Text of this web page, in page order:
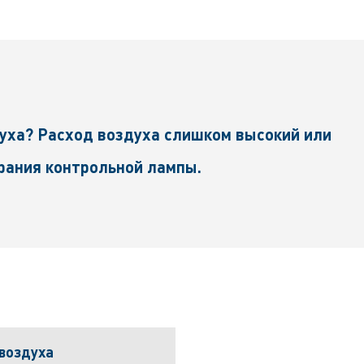
Расход воздуха слишком высокий или
контрольной лампы.